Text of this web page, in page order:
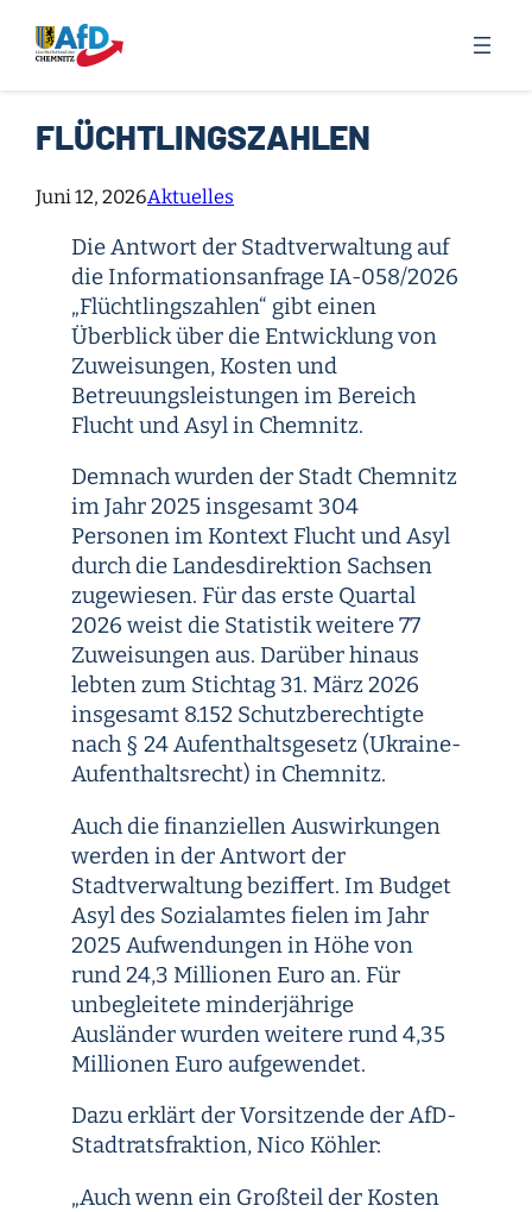
Inhalt
springen
FLÜCHTLINGSZAHLEN
Juni 12, 2026Aktuelles
Die Antwort der Stadtverwaltung auf
die Informationsanfrage IA-058/2026
„Flüchtlingszahlen“ gibt einen
Überblick über die Entwicklung von
Zuweisungen, Kosten und
Betreuungsleistungen im Bereich
Flucht und Asyl in Chemnitz.
Demnach wurden der Stadt Chemnitz
im Jahr 2025 insgesamt 304
Personen im Kontext Flucht und Asyl
durch die Landesdirektion Sachsen
zugewiesen. Für das erste Quartal
2026 weist die Statistik weitere 77
Zuweisungen aus. Darüber hinaus
lebten zum Stichtag 31. März 2026
insgesamt 8.152 Schutzberechtigte
nach § 24 Aufenthaltsgesetz (Ukraine-
Aufenthaltsrecht) in Chemnitz.
Auch die finanziellen Auswirkungen
werden in der Antwort der
Stadtverwaltung beziffert. Im Budget
Asyl des Sozialamtes fielen im Jahr
2025 Aufwendungen in Höhe von
rund 24,3 Millionen Euro an. Für
unbegleitete minderjährige
Ausländer wurden weitere rund 4,35
Millionen Euro aufgewendet.
Dazu erklärt der Vorsitzende der AfD-
Stadtratsfraktion, Nico Köhler:
„Auch wenn ein Großteil der Kosten